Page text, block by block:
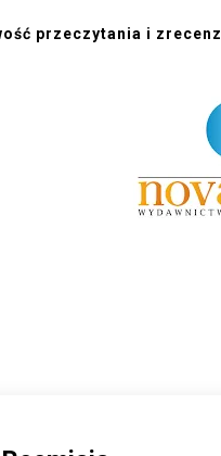
przeczytania i